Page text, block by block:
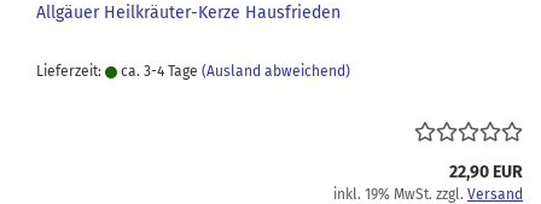
Allgäuer Heilkräuter-Kerze Hausfrieden
Lieferzeit: ca. 3-4 Tage (Ausland abweichend)
22,90 EUR
inkl. 19% MwSt. zzgl. Versand